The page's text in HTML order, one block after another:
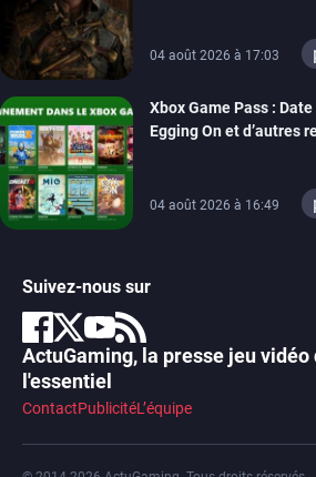
04 août 2026 à 17:03
Xbox Game Pass :
Egging On et d’autres
04 août 2026 à 16:49
Suivez-nous sur
ActuGaming, la presse jeu vidéo
l'essentiel
ContactPublicitéL’équipe